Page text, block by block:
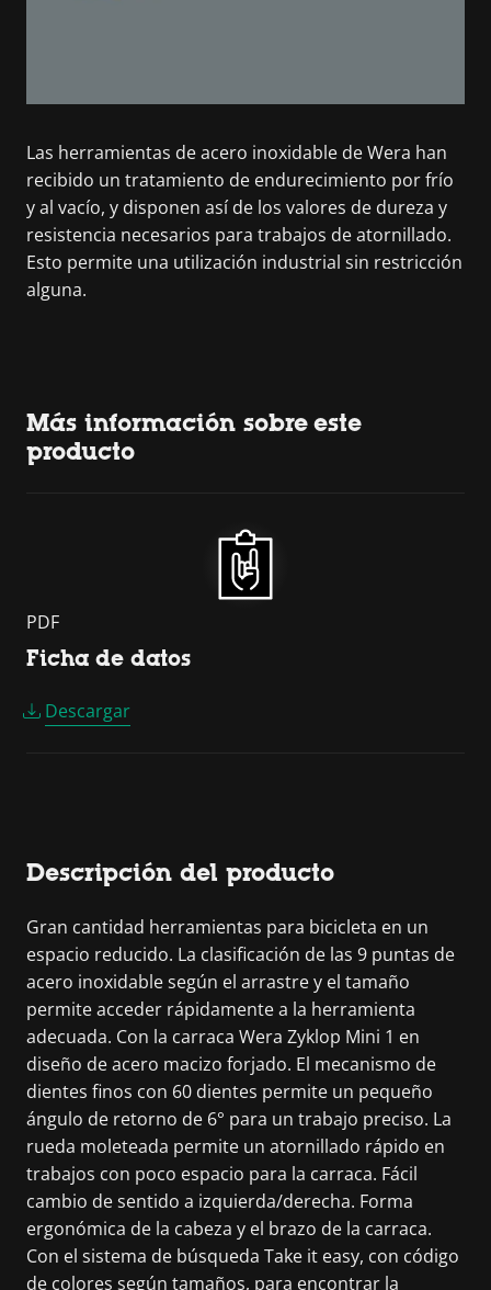
Las herramientas de acero inoxidable de Wera han
recibido un tratamiento de endurecimiento por frío
y al vacío, y disponen así de los valores de dureza y
resistencia necesarios para trabajos de atornillado.
Esto permite una utilización industrial sin restricción
alguna.
Más información sobre este
producto
PDF
Ficha de datos
Descargar
Descripción del producto
Gran cantidad herramientas para bicicleta en un
espacio reducido. La clasificación de las 9 puntas de
acero inoxidable según el arrastre y el tamaño
permite acceder rápidamente a la herramienta
adecuada. Con la carraca Wera Zyklop Mini 1 en
diseño de acero macizo forjado. El mecanismo de
dientes finos con 60 dientes permite un pequeño
ángulo de retorno de 6° para un trabajo preciso. La
rueda moleteada permite un atornillado rápido en
trabajos con poco espacio para la carraca. Fácil
cambio de sentido a izquierda/derecha. Forma
ergonómica de la cabeza y el brazo de la carraca.
Con el sistema de búsqueda Take it easy, con código
de colores según tamaños, para encontrar la